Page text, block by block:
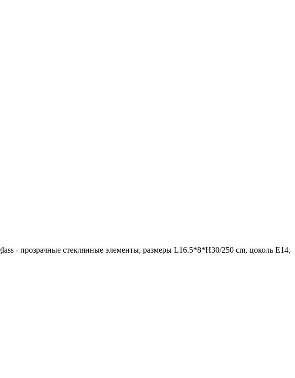
- прозрачные стеклянные элементы, размеры L16.5*8*H30/250 cm, цоколь E14,